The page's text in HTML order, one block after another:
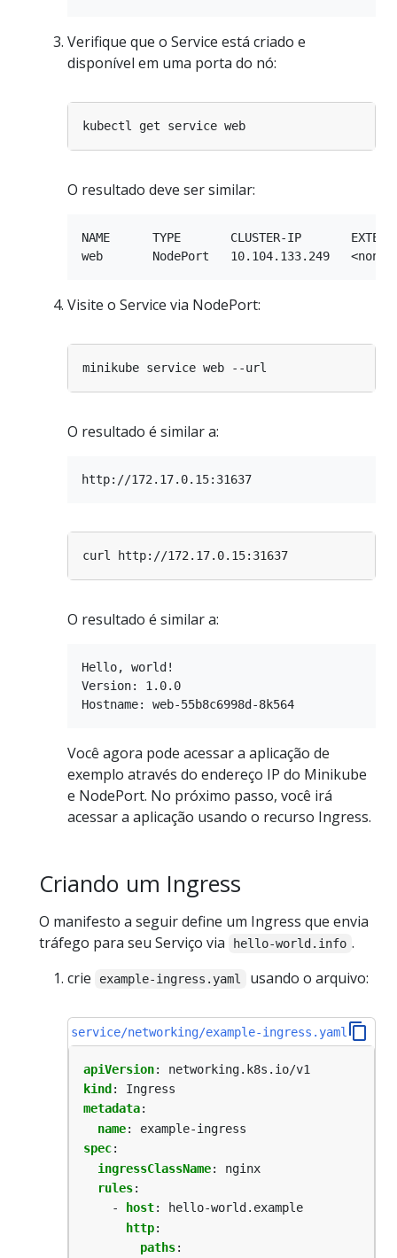
Verifique que o Service está criado e
disponível em uma porta do nó:
O resultado deve ser similar:
NAME      TYPE       CLUSTER-IP
Visite o Service via NodePort:
O resultado é similar a:
O resultado é similar a:
Hello, world!
Version: 1.0.0
Você agora pode acessar a aplicação de
exemplo através do endereço IP do Minikube
e NodePort. No próximo passo, você irá
acessar a aplicação usando o recurso Ingress.
Criando um Ingress
O manifesto a seguir define um Ingress que envia
tráfego para seu Serviço via
hello-world.info .
crie
example-ingress.yaml usando o arquivo:
service/networking/example-ingress.yaml
apiVersion:
networking.k8s.io/v1
kind :
Ingress
metadata:
name:
example-ingress
spec:
ingressClassName:
nginx
rules:
-
host:
hello-world.example
http:
paths: